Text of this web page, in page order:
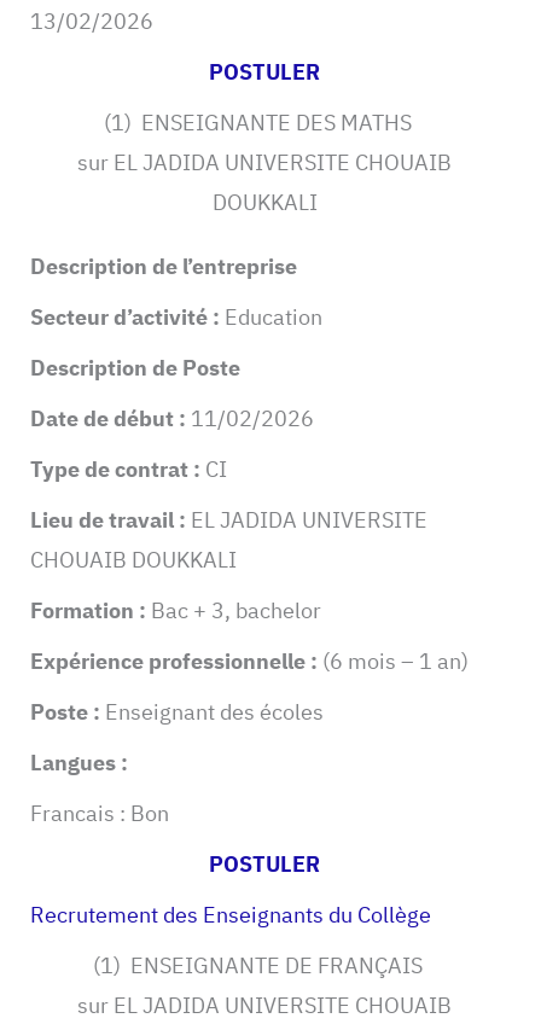
13/02/2026
POSTULER
(1) ENSEIGNANTE DES MATHS
sur EL JADIDA UNIVERSITE CHOUAIB
DOUKKALI
Description de l’entreprise
Secteur d’activité : Education
Description de Poste
Date de début : 11/02/2026
Type de contrat : CI
Lieu de travail : EL JADIDA UNIVERSITE
CHOUAIB DOUKKALI
Formation : Bac + 3, bachelor
Expérience professionnelle : (6 mois – 1 an)
Poste : Enseignant des écoles
Langues :
Francais : Bon
POSTULER
Recrutement des Enseignants du Collège
(1) ENSEIGNANTE DE FRANÇAIS
sur EL JADIDA UNIVERSITE CHOUAIB